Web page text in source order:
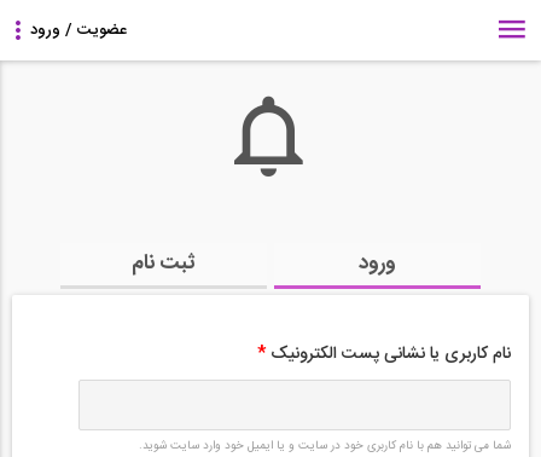
ورود ثبت نام
نام کاربری یا نشانی پست الکترونیک *
شما می توانید هم با نام کاربری خود در سایت و یا ایمیل خود وارد سایت شوید.